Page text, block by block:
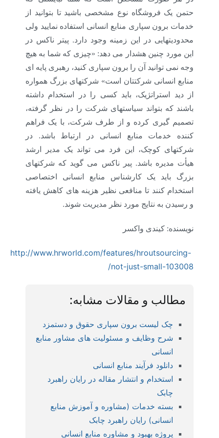
حتمن یک فروشگاه نوع مشخصی باشید تا بتوانید از
خدمات برون سپاری منابع انسانی استفاده نمایید ولی
محدودیتهایی در این زمینه وجود دارد. پیتر ناکس در
این مورد چنین هشدار می دهد: «چیزی که شما به هیچ
وجه نمی توانید آن را برون سپاری کنید، رهبری پایه ای
منابع انسانی شرکتتان است» شرکتهای بزرگ همواره
از دید استراتژیک، باید کسی را در استخدام داشته
باشند که بتواند سیاستهای شرکت را در نظر گرفته،
تصمیم گیری کرده و از طرف شرکت، با یک فراهم
کننده خدمات منابع انسانی در ارتباط باشد. در
شرکتهای کوچک، این فرد می تواند یک مدیر ارشد
هیأت مدیره باشد. پیر ناکس می گوید که شرکتهای
بزرگ باید یک کارشناس منابع انسانی اختصاصی
استخدام کنند تا منافعی نظیر هزینه های کاهش یافته
و رسیدن به نتایج مورد نظر مدیریت شوند.
نویسنده: کیندی واکسر
http://www.hrworld.com/features/hroutsourcing-
not-just-small-103008/
مطالب و مقالات مشابه:
چک لیست برون سپاری حقوق و دستمزد
شرح وظایف و مسئولیت های مشاور منابع
انسانی
دانلود فرآیند منابع انسانی
استخدام و انتشار مقاله در رایان راهبرد
چابک
بسته خدمات (مشاوره و آموزش منابع
انسانی) رایان راهبرد چابک
پروژه بهبود و مشاوره منابع انسانی